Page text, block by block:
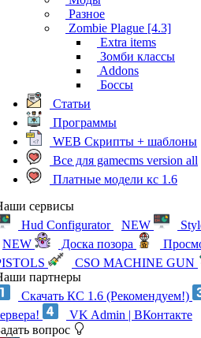
Разное
Zombie Plague [4.3]
Extra items
Зомби классы
Addons
Боссы
Статьи
Программы
WEB Скрипты + шаблоны
Все для gamecms version all
Платные модели кс 1.6
сервисы
Hud Configurator
NEW
NEW
Доска позора
CSO MACHINE GUN
партнеры
Скачать КС 1.6 (Рекомендуем!)
VK Admin | ВКонтакте
вопрос